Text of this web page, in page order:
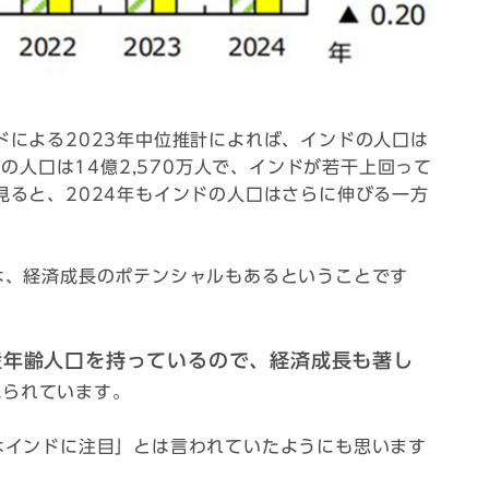
による2023年中位推計によれば、インドの人口は
人口は14億2,570万人で、インドが若干上回って
ると、2024年もインドの人口はさらに伸びる一方
経済成長のポテンシャルもあるということです
齢人口を持っているので、経済成長も著し
れています。
ンドに注目」とは言われていたようにも思います